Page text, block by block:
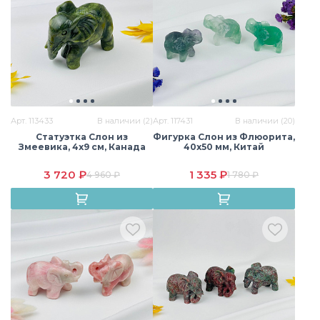
Арт. 113433 В наличии (2)
Статуэтка Слон из
Змеевика, 4х9 см, Канада
3 720 ₽4 960 ₽
Арт. 117431 В наличии (20)
Фигурка Слон из Флюорита,
40х50 мм, Китай
1 335 ₽1 780 ₽